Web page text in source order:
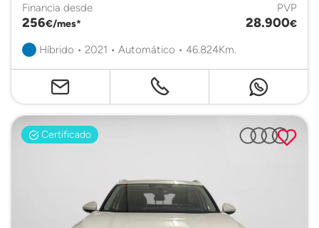
Financia desde
256€/mes*
PVP
28.900€
Híbrido • 2021 • Automático • 46.824Km.
Certificado